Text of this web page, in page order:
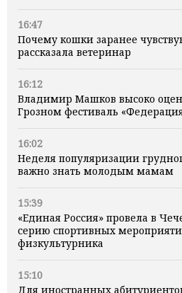
16:47
Почему кошки заранее
рассказала ветеринар
16:12
Владимир Машков высоко
Грозном фестиваль
16:02
Неделя популяризации
важно знать молодым мамам
15:39
«Единая Россия» провела в
серию спортивных
физкультурника
15:10
Для иностранных